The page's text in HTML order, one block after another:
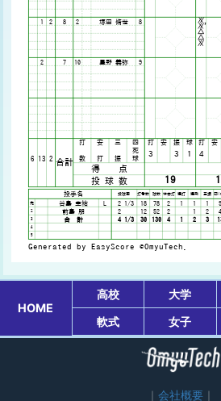
HOME
高校 大学
軟式
女子
会社概要